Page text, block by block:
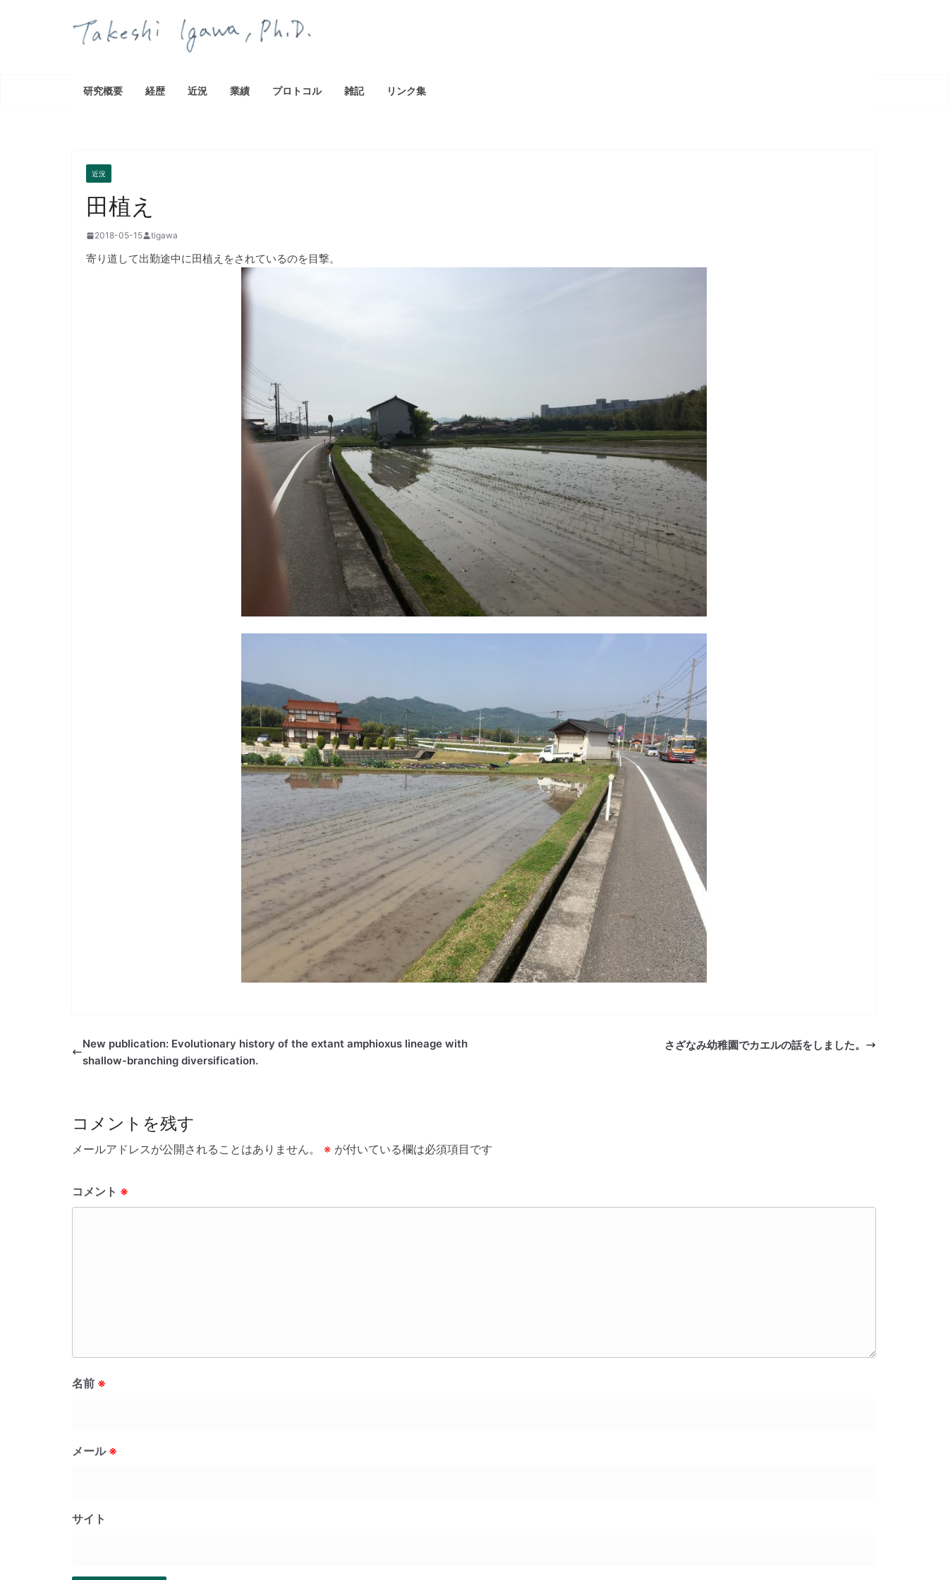
研究概要 経歴 近況 業績 プロトコル 雑記 リンク集
近況
田植え
2018-05-15 tigawa
寄り道して出勤途中に田植えをされているのを目撃。
New publication: Evolutionary history of the extant amphioxus lineage with
shallow-branching diversification.
さざなみ幼稚園でカエルの話をしました。
コメントを残す
メールアドレスが公開されることはありません。 ※ が付いている欄は必須項目です
コメント ※
名前 ※
メール ※
サイト